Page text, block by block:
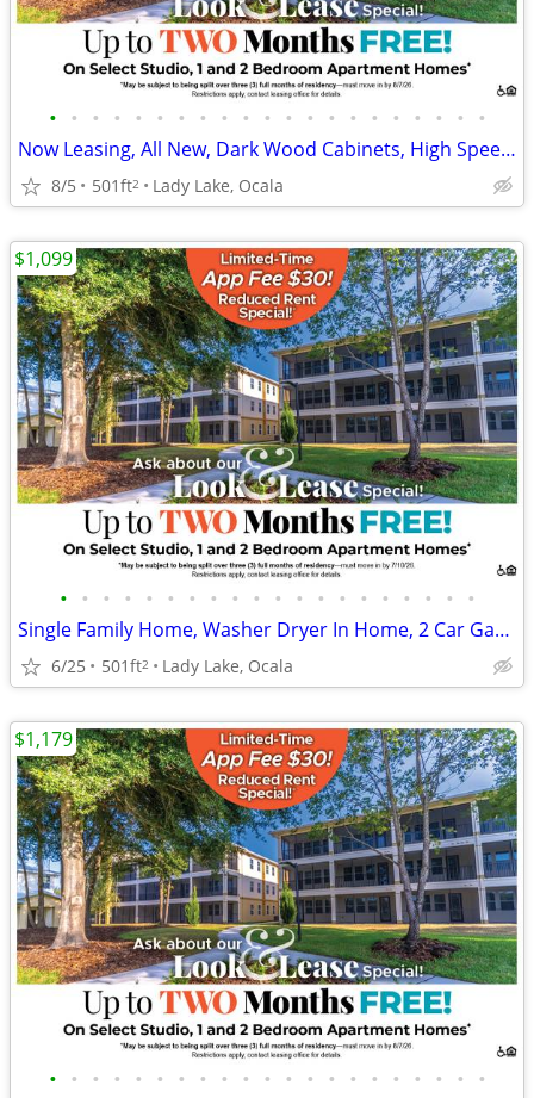
• • • • • • • • • • • • • • • • • • • • •
Now Leasing, All New, Dark Wood Cabinets, High Speed Internet
8/5 501ft2 Lady Lake, Ocala
• • • • • • • • • • • • • • • • • • • •
Single Family Home, Washer Dryer In Home, 2 Car Garage
6/25 501ft2 Lady Lake, Ocala
$1,099
• • • • • • • • • • • • • • • • • • • • •
$1,179